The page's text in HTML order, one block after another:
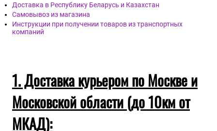
Доставка в Республику Беларусь и Казахстан
Самовывоз из магазина
Инструкции при получении товаров из транспортных
компаний
1. Доставка курьером по Москве и
Московской области (до 10км от
МКАД):